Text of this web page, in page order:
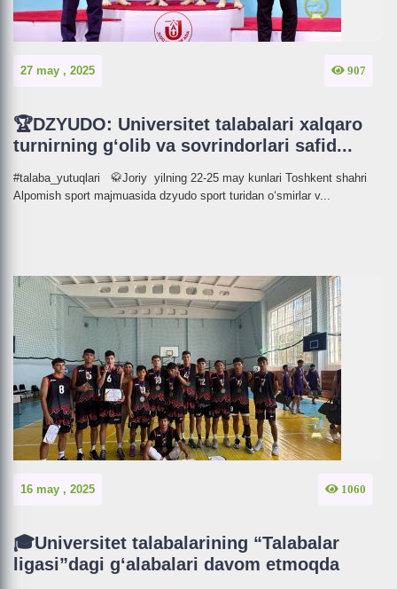
27 may , 2025 907
🏆DZYUDO: Universitet talabalari xalqaro
turnirning g‘olib va sovrindorlari safid...
#talaba_yutuqlari 🥋Joriy yilning 22-25 may kunlari Toshkent shahri
Alpomish sport majmuasida dzyudo sport turidan o‘smirlar v...
16 may , 2025 1060
🎓Universitet talabalarining “Talabalar
ligasi”dagi g‘alabalari davom etmoqda